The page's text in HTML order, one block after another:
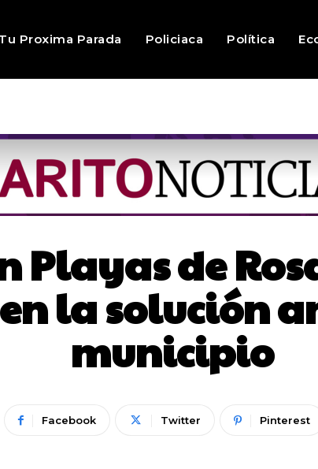
Tu Proxima Parada Policiaca Política
Playas de
la solución
municipio
Facebook Twitter Pinterest